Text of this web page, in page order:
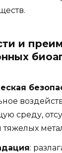
и
среду,
тяжелых
: